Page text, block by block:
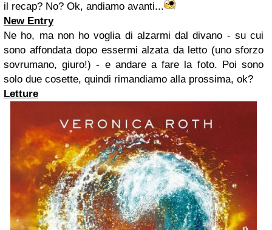
il recap? No? Ok, andiamo avanti...
New Entry
Ne ho, ma non ho voglia di alzarmi dal divano - su cui
sono affondata dopo essermi alzata da letto (uno sforzo
sovrumano, giuro!) - e andare a fare la foto. Poi sono
solo due cosette, quindi rimandiamo alla prossima, ok?
Letture